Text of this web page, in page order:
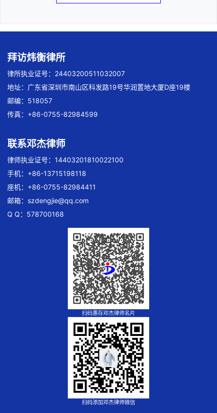
拜访炜衡律所
律所执业证号：24403200511032007
地址：广东省深圳市南山区科发路19号华润置地大厦D座19楼
邮编：518057
传真：+86-0755-82984599
联系邓杰律师
律师执业证号：14403201810022100
手机：+86-13715198118
座机：+86-0755-82984411
邮箱： szdengjie@qq.com
Q Q：578700168
扫码惠存邓杰律师名片
扫码添加邓杰律师微信